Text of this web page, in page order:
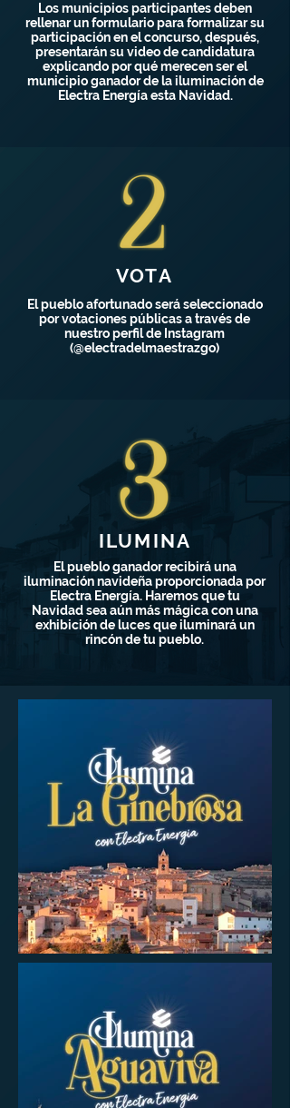
Los municipios participantes deben
rellenar un formulario para formalizar su
participación en el concurso, después,
presentarán su video de candidatura
explicando por qué merecen ser el
municipio ganador de la iluminación de
Electra Energía esta Navidad.
VOTA
El pueblo afortunado será seleccionado
por votaciones públicas a través de
nuestro perfil de Instagram
(@electradelmaestrazgo)
ILUMINA
El pueblo ganador recibirá una
iluminación navideña proporcionada por
Electra Energía. Haremos que tu
Navidad sea aún más mágica con una
exhibición de luces que iluminará un
rincón de tu pueblo.